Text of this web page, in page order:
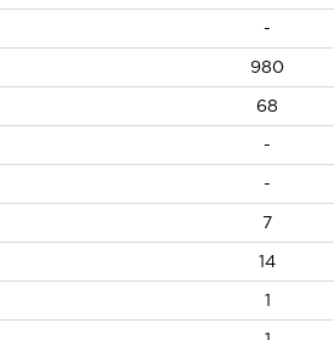
-
980
68
-
-
7
14
1